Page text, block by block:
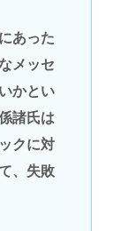
あった
メッセ
かとい
諸氏は
クに対
、失敗